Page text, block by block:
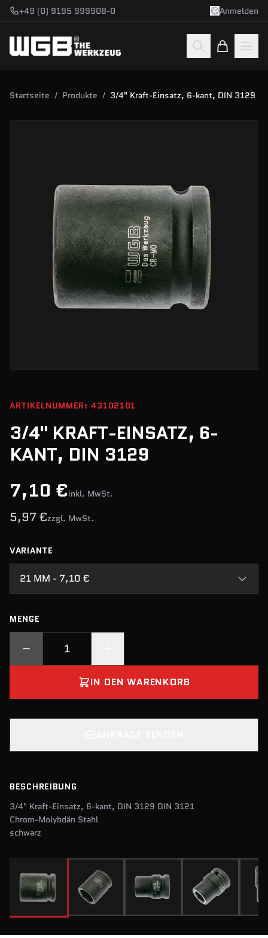
Zum Hauptinhalt springen
+49 (0) 9195 999908-0 Anmelden
Startseite / Produkte / 3/4" Kraft-Einsatz, 6-kant, DIN 3129
ARTIKELNUMMER: 43102101
3/4" KRAFT-EINSATZ, 6-
KANT, DIN 3129
7,10 €inkl. MwSt.
5,97 €zzgl. MwSt.
VARIANTE
21 MM - 7,10 €
MENGE
IN DEN WARENKORB
BESCHREIBUNG
3/4" Kraft-Einsatz, 6-kant, DIN 3129 DIN 3121
Chrom-Molybdän Stahl
schwarz